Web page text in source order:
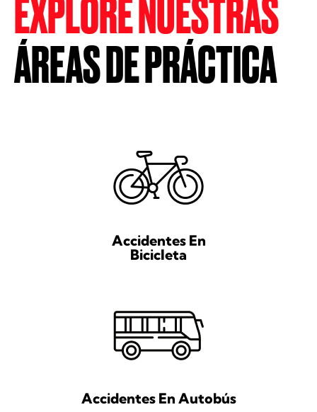
EXPLORE NUESTRAS
ÁREAS DE PRÁCTICA
Accidentes En
Bicicleta
Accidentes En Autobús